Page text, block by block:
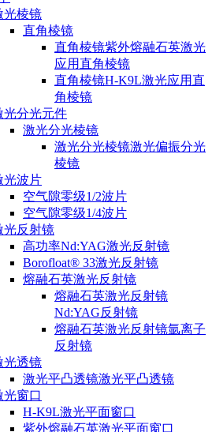
光棱镜
直角棱镜
直角棱镜紫外熔融石英激光
应用直角棱镜
直角棱镜H-K9L激光应用直
角棱镜
光分光元件
激光分光棱镜
激光分光棱镜激光偏振分光
棱镜
光波片
空气隙零级1/2波片
空气隙零级1/4波片
光反射镜
高功率Nd:YAG激光反射镜
Borofloat® 33激光反射镜
熔融石英激光反射镜
熔融石英激光反射镜
Nd:YAG反射镜
熔融石英激光反射镜氩离子
反射镜
光透镜
激光平凸透镜激光平凸透镜
光窗口
H-K9L激光平面窗口
紫外熔融石英激光平面窗口